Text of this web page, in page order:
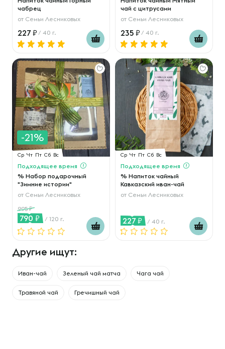
чабрец
от Семьи Лесниковых
227 / 40 г.
чай с цитрусами
от Семьи Лесниковых
235 / 40 г.
-21%
Ср Чт Пт Сб Вс
Подходящее время
% Набор подарочный
"Зимние истории"
от Семьи Лесниковых
995
790 / 120 г.
Ср Чт Пт Сб Вс
Подходящее время
% Напиток чайный
Кавказский иван-чай
от Семьи Лесниковых
227 / 40 г.
Другие ищут:
Иван-чай Зеленый чай матча Чага чай
Травяной чай Гречишный чай